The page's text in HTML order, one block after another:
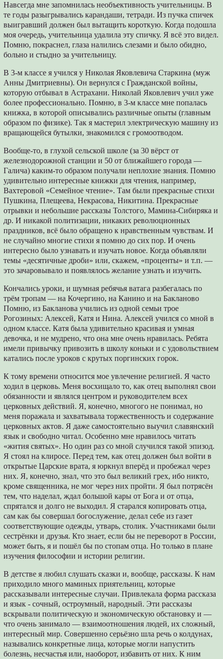
Навсегда мне запомнилась необъективность учительницы. В
те годы разыгрывались карандаши, тетради. Из пучка спичек
выигравший должен был вытащить короткую. Когда подошла
моя очередь, учительница удалила эту спичку. Я всё это видел.
Помню, покраснел, глаза налились слезами и было обидно,
больно и стыдно за учительницу.
В 3-м классе я учился у Николая Яковлевича Старкина (муж
Анны Дмитриевны). Он вернулся с Гражданской войны,
которую отбывал в Астрахани. Николай Яковлевич учил уже
более профессионально. Помню, в 3-м классе мне попалась
книжка, в которой описывались различные опыты (главным
образом по физике). Так я мастерил электрическую машину из
вращающейся бутылки, знакомился с громоотводом.
Вообще-то, в глухой сельской школе (за 30 вёрст от
железнодорожной станции и 50 от ближайшего города —
Галича) каким-то образом получали неплохие знания. Помню
удивительно интересные книжки для чтения, например,
Вахтеровой «Семейное чтение». Там были прекрасные стихи
Пушкина, Плещеева, Некрасова, Никитина. Прекрасные
отрывки и небольшие рассказы Толстого, Мамина-Сибиряка и
др. И никакой политизации, никаких революционных
праздников, всё было обращено к нравственным чувствам. И
не случайно многие стихи я помню до сих пор. И очень
интересно было узнавать и изучать новое. Когда объявляли
темы «десятичные дроби» или, скажем, «проценты» и т.п. —
это зачаровывало и появлялось желание узнать и изучить.
Кончались уроки, и шумная ребячья ватага разбегалась по
трём тропам — на Кочергино, на Канино и на Бакланово
Помню, из Бакланова учились из одной семьи трое
Рогозиных: Алексей, Катя и Нина. Алексей учился со мной в
одном классе. Катя была удивительно красивая и умная
девочка, и не мудрено, что она мне очень нравилась. Ребята
имели привычку привозить в школу коньки и с удовольствием
катались после уроков с крутых поргинских горок.
К тому времени относится мое увлечение религией. Я часто
ходил в церковь. Меня восхищало то, как отец выполнял свои
обязанности и являлся центром и руководителем всех
церковных действий. Я, конечно, многого не понимал, но
меня поражала и захватывала торжественность и содержание
церковных актов. Я даже самостоятельно выучил славянский
язык и свободно читал. Особенно мне нравилось читать
«жития святых». Но один раз со мной случился такой эпизод.
Я стоял на клиросе. Перед тем, как отец должен был войти в
открытые Царские врата, я юркнул вперёд и пробежал через
них. Я, конечно, знал, что это был великий грех, ибо никто,
кроме священника, не мог через них пройти. Я был потрясён
тем, что наделал, ждал большой кары от Бога и от отца,
спрятался и долго не выходил. Я старался копировать отца,
сам как бы совершал богослужение, делал себе из газет
соответствующие одежды, утварь, столик. Участниками были
сестрёнки и друзья. Кто знает, если бы не переворот в России,
может быть, я и пошёл бы по стопам отца. Но только в плане
изучения философии и истории религии.
В детстве я любил слушать сказки и, вообще, рассказы. К нам
приходило много маминых приятельниц, которые
рассказывали интересные случаи. Привлекала форма рассказа
и язык - сочный, остроумный, народный. Эти рассказы
вскрывали политическую и экономическую обстановку и —
что очень занимало — взаимоотношения людей, их сложный,
интересный мир. Совершенно серьёзно шла речь о колдунах,
назывались конкретные лица, которые могли напустить
болезнь, несчастья или, наоборот, избавить от них. К ним